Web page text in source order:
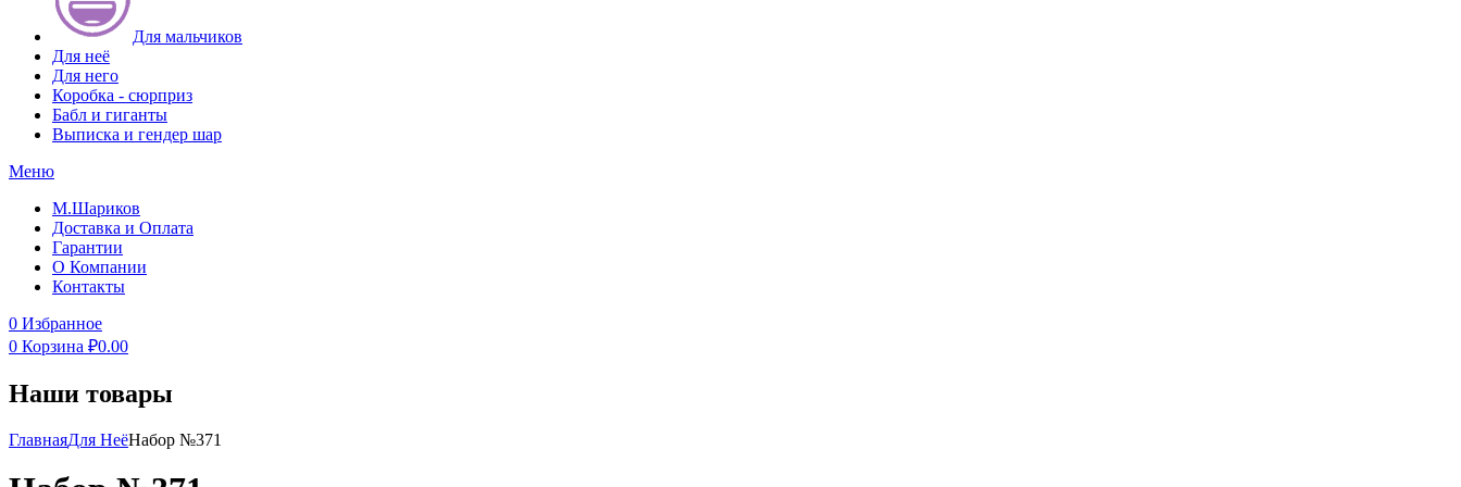
Для мальчиков
Для неё
Для него
Коробка - сюрприз
Бабл и гиганты
Выписка и гендер шар
Меню
М.Шариков
Доставка и Оплата
Гарантии
О Компании
Контакты
0 Избранное
0 Корзина ₽0.00
Наши товары
ГлавнаяДля НеёНабор №371